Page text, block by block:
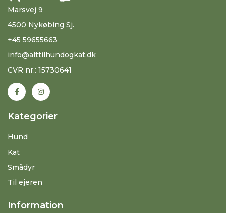
Marsvej 9
4500 Nykøbing Sj.
+45 59655663
info@alttilhundogkat.dk
CVR nr.: 15730641
Kategorier
Hund
Kat
Smådyr
Til ejeren
Information